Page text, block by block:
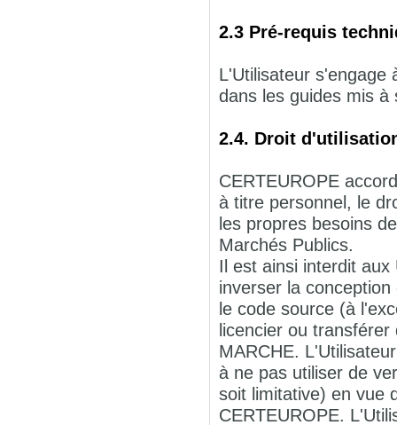
2.3 Pré-requis
L'Utilisateur s'engage
dans les guides mis à
2.4. Droit
CERTEUROPE
à titre personnel, le
les propres besoins
Marchés Publics.
Il est ainsi interdit
inverser la
le code source (à
licencier ou
MARCHE.
à ne pas utiliser de
soit limitative) en vue
CERTEUROPE.